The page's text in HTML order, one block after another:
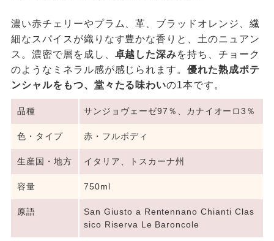
濃い赤チェリーやプラム、革、ブラッドオレンジ、繊
細なスパイスが織りなす豊かな香りと、土のニュアン
ス。濃密で層を成し、 卓越した深みを持ち、チョーク
のようなミネラル感が感じられます。優れた熟成ポテ
ンシャルをもつ、堂々たる味わいの1本です。
品種 サンジョヴェーゼ97％、カナイオーロ3％
色・タイプ 赤・フルボディ
生産国・地方 イタリア、トスカーナ州
容量 750ml
原語
San Giusto a Rentennano Chianti Clas
sico Riserva Le Baroncole